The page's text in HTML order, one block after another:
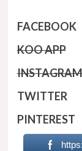
FACEBOOK
KOO APP
INSTAGRAM
TWITTER
PINTEREST